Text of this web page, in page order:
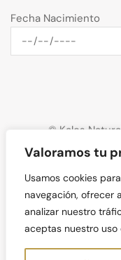
Valoramos tu
Usamos cookies
navegación, ofrecer
analizar nuestro
aceptas nuestro uso
Fecha Nacimiento
© Kalos